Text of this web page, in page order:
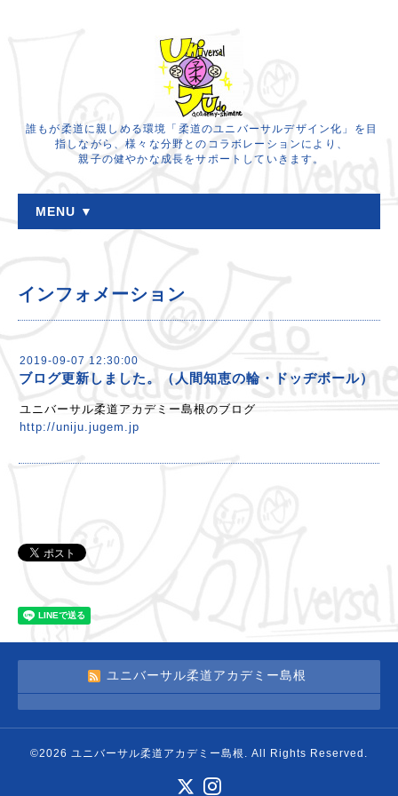
誰もが柔道に親しめる環境「柔道のユニバーサルデザイン化」を目
指しながら、様々な分野とのコラボレーションにより、
親子の健やかな成長をサポートしていきます。
MENU ▼
インフォメーション
2019-09-07 12:30:00
ブログ更新しました。（人間知恵の輪・ドッヂボール）
ユニバーサル柔道アカデミー島根のブログ
http://uniju.jugem.jp
ユニバーサル柔道アカデミー島根
©2026 ユニバーサル柔道アカデミー島根 . All Rights Reserved.